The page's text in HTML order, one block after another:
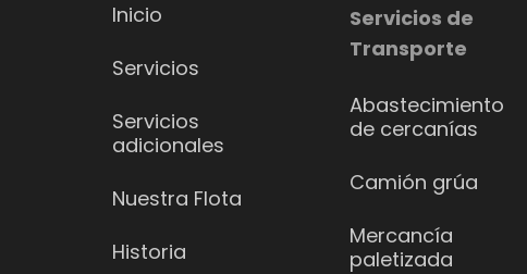
Inicio
Servicios
Servicios
adicionales
Nuestra Flota
Historia
Servicios de
Transporte
Abastecimiento
de cercanías
Camión grúa
Mercancía
paletizada